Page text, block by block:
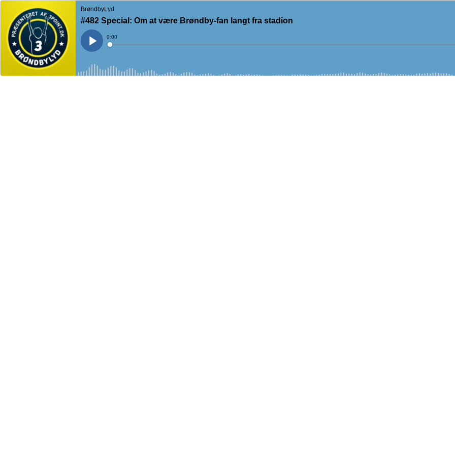
BrøndbyLyd
#482 Special: Om at være Brøndby-fan langt fra stadion
Play
Current
Time
0:00
Loaded